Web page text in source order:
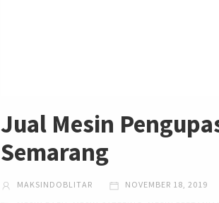
Jual Mesin
Semarang
MAKSINDOBLITAR NOVEMBER 18, 2019